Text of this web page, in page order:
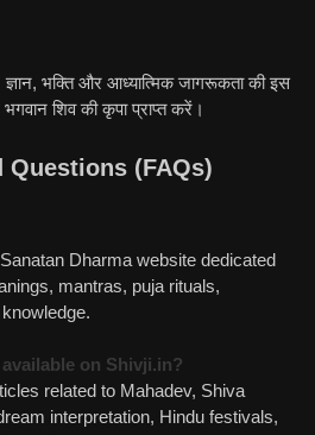
भक्ति और आध्यात्मिक जागरूकता की इस
शिव की कृपा प्राप्त करें।
Questions (FAQs)
Dharma website dedicated
mantras, puja rituals,
on Shivji.in?
related to Mahadev, Shiva
interpretation, Hindu festivals,